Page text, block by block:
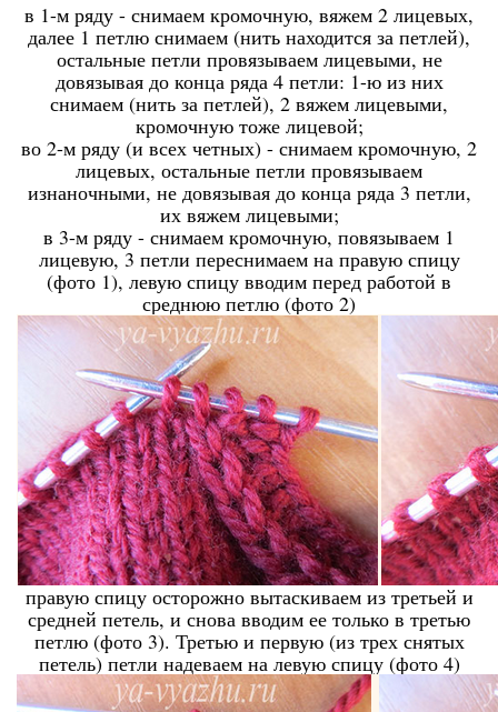
в 1-м ряду - снимаем кромочную, вяжем 2 лицевых,
далее 1 петлю снимаем (нить находится за петлей),
остальные петли провязываем лицевыми, не
довязывая до конца ряда 4 петли: 1-ю из них
снимаем (нить за петлей), 2 вяжем лицевыми,
кромочную тоже лицевой;
во 2-м ряду (и всех четных) - снимаем кромочную, 2
лицевых, остальные петли провязываем
изнаночными, не довязывая до конца ряда 3 петли,
их вяжем лицевыми;
в 3-м ряду - снимаем кромочную, повязываем 1
лицевую, 3 петли переснимаем на правую спицу
(фото 1), левую спицу вводим перед работой в
среднюю петлю (фото 2)
правую спицу осторожно вытаскиваем из третьей и
средней петель, и снова вводим ее только в третью
петлю (фото 3). Третью и первую (из трех снятых
петель) петли надеваем на левую спицу (фото 4)